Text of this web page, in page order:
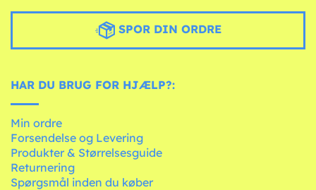
SPOR DIN ORDRE
HAR DU BRUG FOR HJÆLP?:
Min ordre
Forsendelse og Levering
Produkter & Størrelsesguide
Returnering
Spørgsmål inden du køber